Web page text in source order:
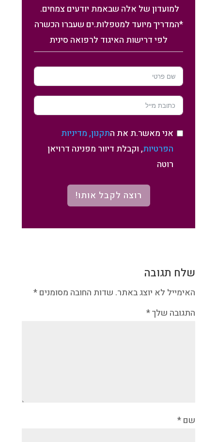
למועדון של אלה שבאמת יודעים צמחים.
*המדריך מיועד למטפלות.ים שעברו הכשרה
לפי דרישות האיגוד לרפואה סינית
אני מאשר.ת את התקנון, מדיניות
הפרטיות, וקבלת דיוור מפנינה דרויאן
רוטה
רוצה לקבל אותו!
שלח תגובה
האימייל לא יוצג באתר. שדות החובה מסומנים *
התגובה שלך*
שם *